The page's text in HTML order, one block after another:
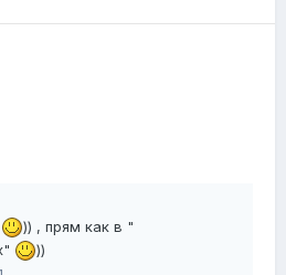
)) , прям как в "
))